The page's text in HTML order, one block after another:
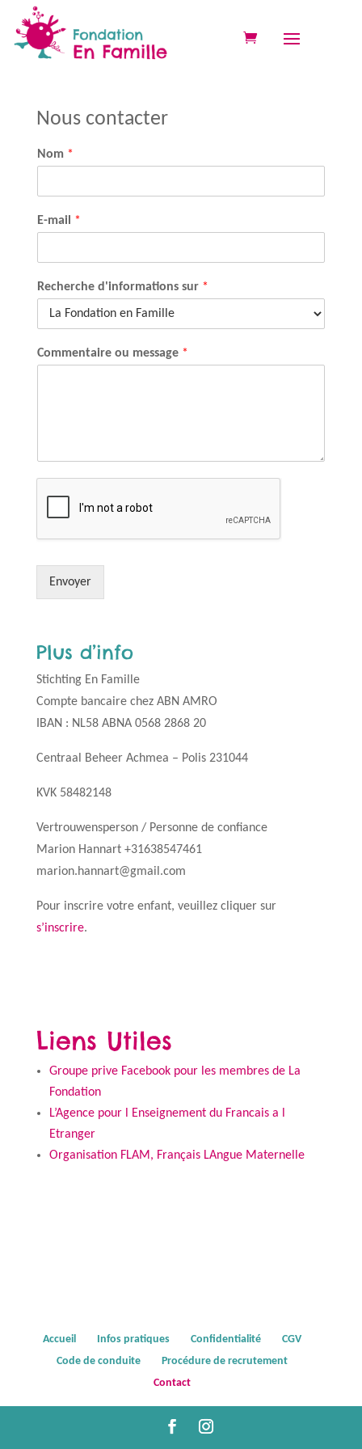
Nous contacter
Nom *
E-mail *
Recherche d'informations sur *
Commentaire ou message *
Envoyer
Plus d’info
Stichting En Famille
Compte bancaire chez ABN AMRO
IBAN : NL58 ABNA 0568 2868 20
Centraal Beheer Achmea – Polis 231044
KVK 58482148
Vertrouwensperson / Personne de confiance
Marion Hannart +31638547461
marion.hannart@gmail.com
Pour inscrire votre enfant, veuillez cliquer sur
s’inscrire.
Liens Utiles
Groupe prive Facebook pour les membres de La
Fondation
L’Agence pour l Enseignement du Francais a l
Etranger
Organisation FLAM, Français LAngue Maternelle
Accueil Infos pratiques Confidentialité
CGV
Code de conduite
Procédure de recrutement
Contact